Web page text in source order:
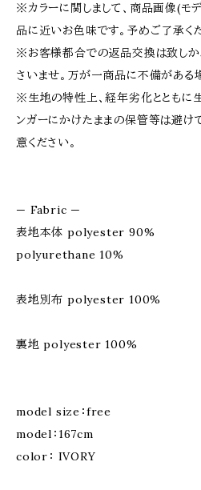
※カラーに関しまして、商品画像(モ
品に近いお色味です。予めご了承く
※お客様都合での返品交換は致しか
さいませ。万が一商品に不備がある
※生地の特性上、経年劣化とともに
ンガーにかけたままの保管等は避
意ください。
— Fabric —
表地本体 polyester 90%
polyurethane 10%
表地別布 polyester 100%
裏地 polyester 100%
model size：free
model：167cm
color： IVORY